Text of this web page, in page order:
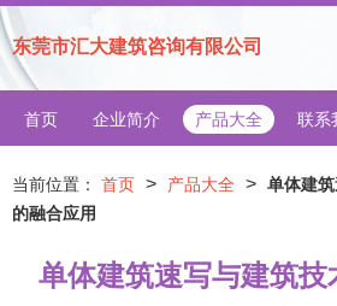
东莞市汇大建筑咨询有限公司
首页 企业简介 产品大全 联系
当前位置： 首页 > 产品大全 > 单体建
的融合应用
单体建筑速写与建筑技